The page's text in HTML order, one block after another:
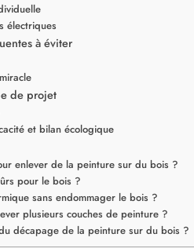
électriques
à éviter
de projet
et bilan écologique
enlever de la peinture sur du bois ?
pour le bois ?
sans endommager le bois ?
plusieurs couches de peinture ?
décapage de la peinture sur du bois ?